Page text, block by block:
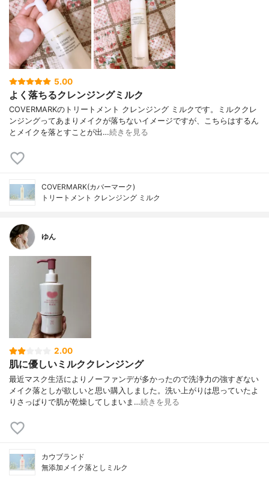
5.00
よく落ちるクレンジングミルク
COVERMARKのトリートメント クレンジング ミルクです。ミルククレ
ンジングってあまりメイクが落ちないイメージですが、こちらはするん
とメイクを落とすことが出…続きを見る
COVERMARK(カバーマーク)
トリートメント クレンジング ミルク
ゆん
2.00
肌に優しいミルククレンジング
最近マスク生活によりノーファンデが多かったので洗浄力の強すぎない
メイク落としが欲しいと思い購入しました。洗い上がりは思っていたよ
りさっぱりで肌が乾燥してしまいま…続きを見る
カウブランド
無添加メイク落としミルク